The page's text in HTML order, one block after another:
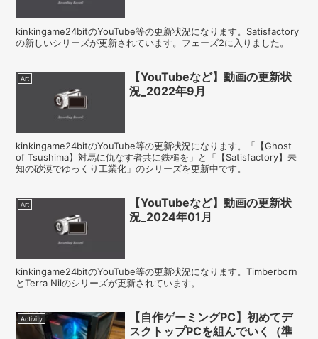
kinkingame24bitのYouTube等の更新状況になります。Satisfactory
の新しいシリーズが更新されています。フェーズ2に入りました。
Art
【YouTubeなど】動画の更新状
況_2022年9月
kinkingame24bitのYouTube等の更新状況になります。「【Ghost
of Tsushima】対馬に仇なす者共に鉄槌を」と「【Satisfactory】未
知の砂漠でゆっくり工業化」のシリーズを更新中です。
Art
【YouTubeなど】動画の更新状
況_2024年01月
kinkingame24bitのYouTube等の更新状況になります。Timberborn
とTerra Nilのシリーズが更新されています。
Activity
【自作ゲーミングPC】初めてデ
スクトップPCを組んでいく（準